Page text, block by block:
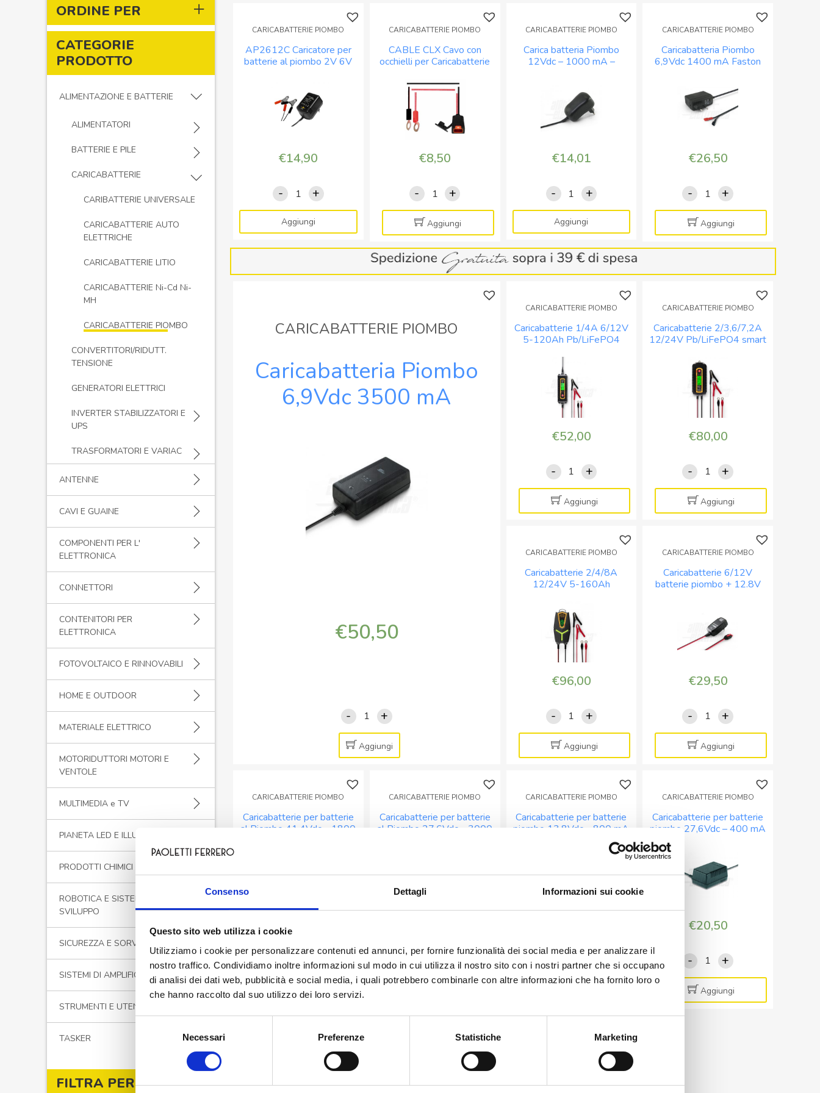
Consenso Dettagli Informazioni sui cookie
Questo sito web utilizza i cookie
Utilizziamo i cookie per personalizzare contenuti ed annunci, per fornire funzionalità dei social media e per analizzare il
nostro traffico. Condividiamo inoltre informazioni sul modo in cui utilizza il nostro sito con i nostri partner che si occupano
di analisi dei dati web, pubblicità e social media, i quali potrebbero combinarle con altre informazioni che ha fornito loro o
che hanno raccolto dal suo utilizzo dei loro servizi.
Selezione
Necessari Preferenze Statistiche Marketing
ORDINE PER
CATEGORIE
PRODOTTO
ALIMENTAZIONE E BATTERIE
ALIMENTATORI
BATTERIE E PILE
CARICABATTERIE
CARIBATTERIE UNIVERSALE
CARICABATTERIE AUTO
ELETTRICHE
CARICABATTERIE LITIO
CARICABATTERIE Ni-Cd Ni-
MH
CARICABATTERIE PIOMBO
CONVERTITORI/RIDUTT.
TENSIONE
GENERATORI ELETTRICI
INVERTER STABILIZZATORI E
UPS
TRASFORMATORI E VARIAC
ANTENNE
CAVI E GUAINE
COMPONENTI PER L'
ELETTRONICA
CONNETTORI
CONTENITORI PER
ELETTRONICA
FOTOVOLTAICO E RINNOVABILI
HOME E OUTDOOR
MATERIALE ELETTRICO
MOTORIDUTTORI MOTORI E
VENTOLE
MULTIMEDIA e TV
PIANETA LED E ILLUMINAZIONE
PRODOTTI CHIMICI
ROBOTICA E SISTEMI DI
SVILUPPO
SICUREZZA E SORVEGLIANZA
SISTEMI DI AMPLIFICAZIONE
STRUMENTI E UTENSILI
TASKER
FILTRA PER PREZZO
CARICABATTERIE PIOMBO
AP2612C Caricatore per
batterie al piombo 2V 6V
€14,90
-
AP2612C
Caricatore
per
batterie
al
600mAh
+
Aggiungi
CARICABATTERIE PIOMBO
CABLE CLX Cavo con
occhielli per Caricabatterie
€8,50
-
CABLE
CLX
Cavo
con
occhielli
per
CX
+
Aggiungi
CARICABATTERIE PIOMBO
Carica batteria Piombo
12Vdc – 1000 mA –
€14,01
-
Carica
batteria
Piombo
12Vdc
-
1000
connettore
5,5x2,1mm
e
pinzette
quantità
+
Aggiungi
CARICABATTERIE PIOMBO
Caricabatteria Piombo
6,9Vdc 1400 mA Faston
€26,50
-
Caricabatteria
Piombo
6,9Vdc
1400
mA
+
Aggiungi
CARICABATTERIE PIOMBO
Caricabatteria Piombo
6,9Vdc 3500 mA
€50,50
-
Caricabatteria
Piombo
6,9Vdc
3500
quantità
+
Aggiungi
CARICABATTERIE PIOMBO
Caricabatterie 1/4A 6/12V
5-120Ah Pb/LiFePO4
€52,00
-
Caricabatterie
1/4A
6/12V
5-
smart
4
fasi
PROCHARG
quantità
+
Aggiungi
CARICABATTERIE PIOMBO
Caricabatterie 2/3,6/7,2A
12/24V Pb/LiFePO4 smart
€80,00
-
Caricabatterie
2/3,6/7,2A
12/24V
Pb/LiFePO4
fasi
serie
PROCHARG
+
Aggiungi
CARICABATTERIE PIOMBO
Caricabatterie 2/4/8A
12/24V 5-160Ah
serie YGO
€96,00
-
Caricabatterie
2/4/8A
12/24V
5-
smart
9
quantità
+
Aggiungi
CARICABATTERIE PIOMBO
Caricabatterie 6/12V
batterie piombo + 12.8V
€29,50
-
Caricabatterie
6/12V
batterie
piombo
batterie
LiFePO4
-
quantità
+
Aggiungi
CARICABATTERIE PIOMBO
Caricabatterie per batterie
al Piombo 41,4Vdc – 1800
€55,50
-
Caricabatterie
per
batterie
Piombo
+
Aggiungi
CARICABATTERIE PIOMBO
Caricabatterie per batterie
al Piombo 27,6Vdc – 3000
-
Caricabatterie
per
Piombo
+
CARICABATTERIE PIOMBO
Caricabatterie per batterie
piombo 13,8Vdc – 800 mA
-
Caricabatterie
per
13,8Vdc
+
CARICABATTERIE PIOMBO
Caricabatterie per batterie
piombo 27,6Vdc – 400 mA
€20,50
-
Caricabatterie
per
batterie
piombo
27,6Vdc
+
Aggiungi
CARICABATTERIE PIOMBO
Caricabatterie per batterie
piombo 6,9Vdc – 800 mA
CARICABATTERIE PIOMBO
Cavo Opzionale Conn.
coassiale per pacchi:
701040, 701041,701042,
CARICABATTERIE PIOMBO
Cavo opzionale per
caricabatteria pacchi:
701040, 701041,701042